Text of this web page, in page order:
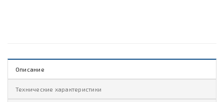
Описание
Технические характеристики